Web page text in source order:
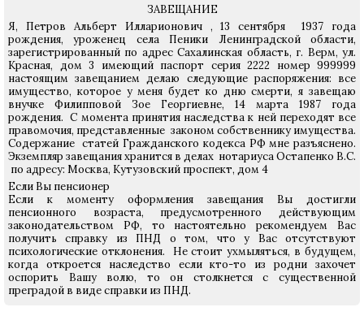
ЗАВЕЩАНИЕ
Я, Петров Альберт Илларионович , 13 сентября 1937 года
рождения, уроженец села Пеники Ленинградской области,
зарегистрированный по адрес Сахалинская область, г. Верм, ул.
Красная, дом 3 имеющий паспорт серия 2222 номер 999999
настоящим завещанием делаю следующие распоряжения: все
имущество, которое у меня будет ко дню смерти, я завещаю
внучке Филипповой Зое Георгиевне, 14 марта 1987 года
рождения. С момента принятия наследства к ней переходят все
правомочия, представленные законом собственнику имущества.
Содержание статей Гражданского кодекса РФ мне разъяснено.
Экземпляр завещания хранится в делах нотариуса Остапенко В.С.
по адресу: Москва, Кутузовский проспект, дом 4
Если Вы пенсионер
Если к моменту оформления завещания Вы достигли
пенсионного возраста, предусмотренного действующим
законодательством РФ, то настоятельно рекомендуем Вас
получить справку из ПНД о том, что у Вас отсутствуют
психологические отклонения. Не стоит ухмыляться, в будущем,
когда откроется наследство если кто-то из родни захочет
оспорить Вашу волю, то он столкнется с существенной
преградой в виде справки из ПНД.